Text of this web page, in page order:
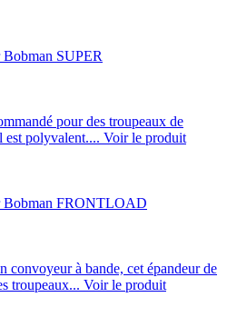
Bobman SUPER
pour des troupeaux de
est polyvalent.... Voir le produit
Bobman FRONTLOAD
convoyeur à bande, cet épandeur de
troupeaux... Voir le produit